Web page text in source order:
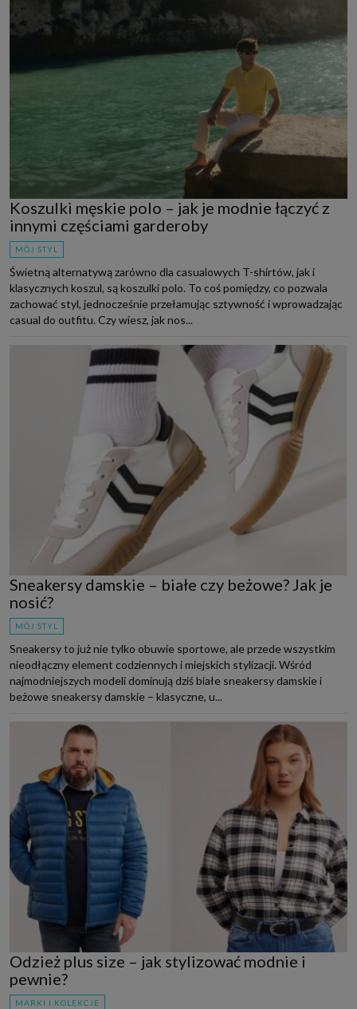
Koszulki męskie polo – jak je modnie łączyć z
innymi częściami garderoby
MÓJ STYL
Świetną alternatywą zarówno dla casualowych T-shirtów, jak i
klasycznych koszul, są koszulki polo. To coś pomiędzy, co pozwala
zachować styl, jednocześnie przełamując sztywność i wprowadzając
casual do outfitu. Czy wiesz, jak nos...
Sneakersy damskie – białe czy beżowe? Jak je
nosić?
MÓJ STYL
Sneakersy to już nie tylko obuwie sportowe, ale przede wszystkim
nieodłączny element codziennych i miejskich stylizacji. Wśród
najmodniejszych modeli dominują dziś białe sneakersy damskie i
beżowe sneakersy damskie – klasyczne, u...
Odzież plus size – jak stylizować modnie i
pewnie?
MARKI I KOLEKCJE